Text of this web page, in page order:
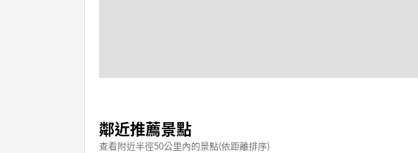
鄰近推薦景點
查看附近半徑50公里內的景點(依距離排序)